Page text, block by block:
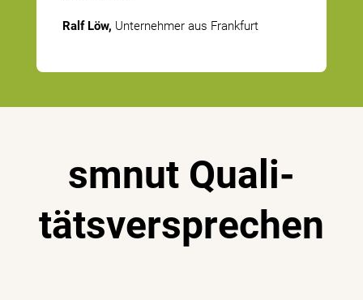
Ralf Löw, Unter­nehmer aus Frankfurt
smnut Quali­
täts­ver­sprechen